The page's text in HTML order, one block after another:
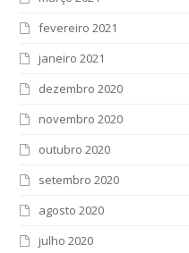
fevereiro 2021
janeiro 2021
dezembro 2020
novembro 2020
outubro 2020
setembro 2020
agosto 2020
julho 2020